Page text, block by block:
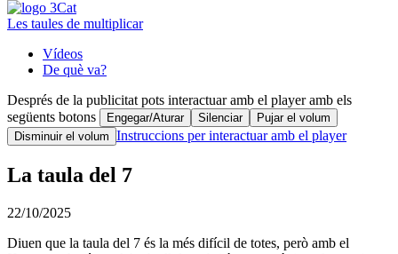
Les taules de multiplicar
Vídeos
De què va?
Després de la publicitat pots interactuar amb el player amb els
següents botons
Engegar/Aturar Silenciar
Pujar el volum
Disminuir el volum Instruccions per interactuar amb el player
La taula del 7
22/10/2025
Diuen que la taula del 7 és la més difícil de totes, però amb el